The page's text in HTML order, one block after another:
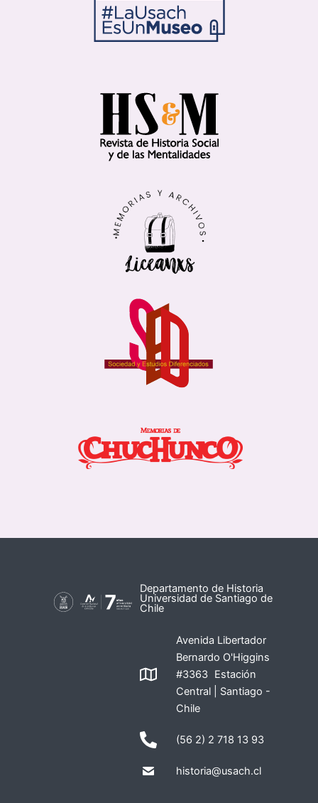
Departamento de Historia
Universidad de Santiago de
Chile
Avenida Libertador
Bernardo O'Higgins
#3363 Estación
Central | Santiago -
Chile
(56 2) 2 718 13 93
historia@usach.cl